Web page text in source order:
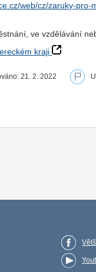
web/cz/zaruky-pro-
ve vzdělávání
kraji
21. 2. 2022